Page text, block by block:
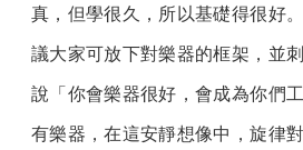
真，但學很久，所以基礎得很好
議大家可放下對樂器的框架，並
說「你會樂器很好，會成為你們
有樂器，在這安靜想像中，旋律